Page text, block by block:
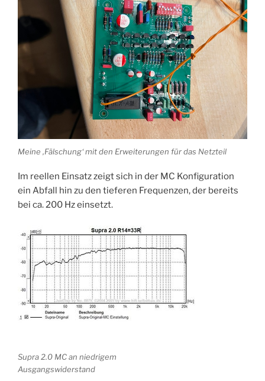
Meine ‚Fälschung‘ mit den Erweiterungen für das Netzteil
Im reellen Einsatz zeigt sich in der MC Konfiguration
ein Abfall hin zu den tieferen Frequenzen, der bereits
bei ca. 200 Hz einsetzt.
Supra 2.0 MC an niedrigem
Ausgangswiderstand